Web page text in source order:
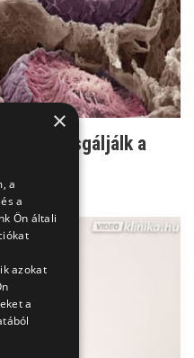
- így vizsgáljálk a
×
a
a
Ön általi
azokat
a